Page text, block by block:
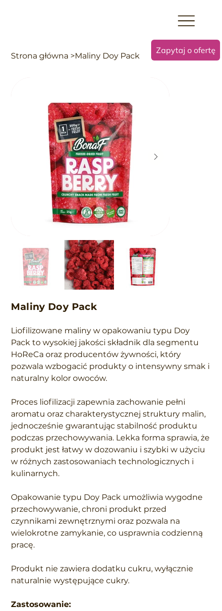
Strona główna >Maliny Doy Pack
Maliny Doy Pack
Liofilizowane maliny w opakowaniu typu Doy
Pack to wysokiej jakości składnik dla segmentu
HoReCa oraz producentów żywności, który
pozwala wzbogacić produkty o intensywny smak i
naturalny kolor owoców.
Proces liofilizacji zapewnia zachowanie pełni
aromatu oraz charakterystycznej struktury malin,
jednocześnie gwarantując stabilność produktu
podczas przechowywania. Lekka forma sprawia, że
produkt jest łatwy w dozowaniu i szybki w użyciu
w różnych zastosowaniach technologicznych i
kulinarnych.
Opakowanie typu Doy Pack umożliwia wygodne
przechowywanie, chroni produkt przed
czynnikami zewnętrznymi oraz pozwala na
wielokrotne zamykanie, co usprawnia codzienną
pracę.
Produkt nie zawiera dodatku cukru, wyłącznie
naturalnie występujące cukry.
Zastosowanie:
Zapytaj o ofertę